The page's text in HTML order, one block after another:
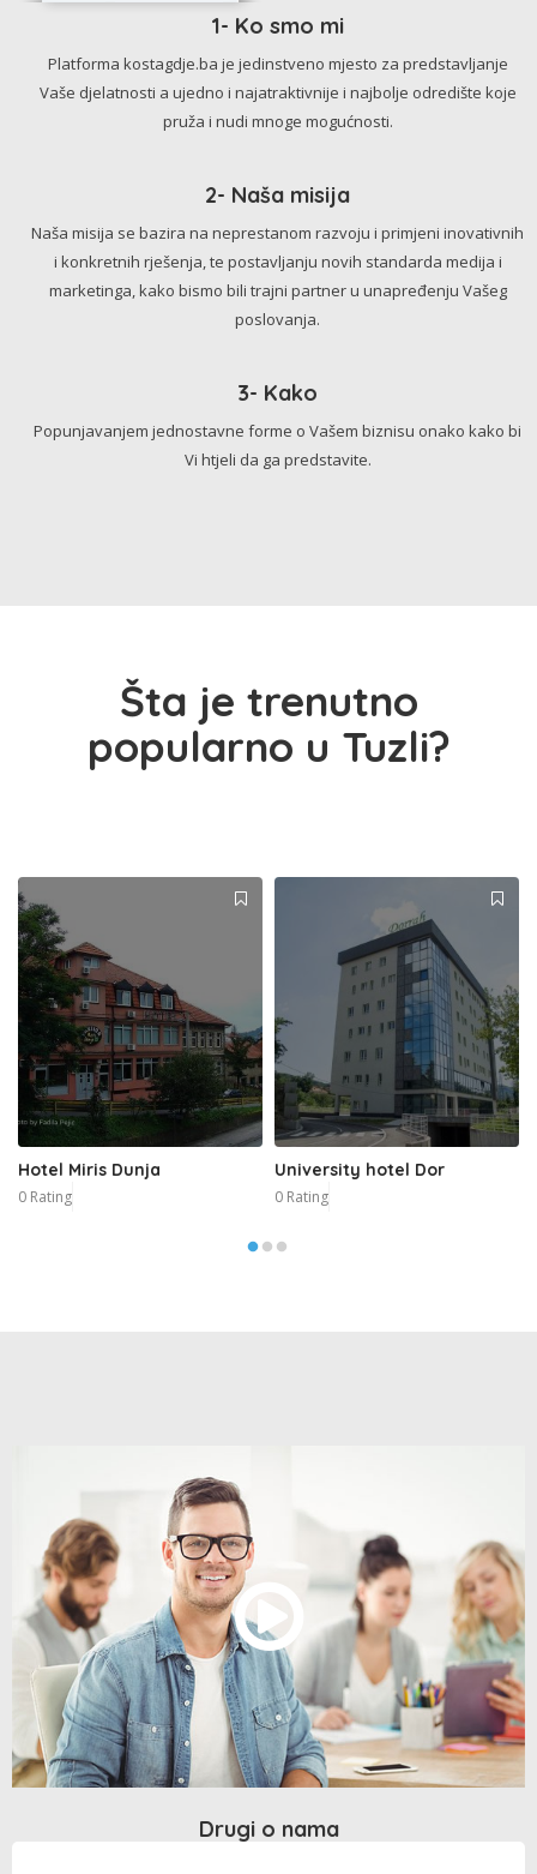
1- Ko smo mi
Platforma kostagdje.ba je jedinstveno mjesto za predstavljanje
Vaše djelatnosti a ujedno i najatraktivnije i najbolje odredište koje
pruža i nudi mnoge mogućnosti.
2- Naša misija
Naša misija se bazira na neprestanom razvoju i primjeni inovativnih
i konkretnih rješenja, te postavljanju novih standarda medija i
marketinga, kako bismo bili trajni partner u unapređenju Vašeg
poslovanja.
3- Kako
Popunjavanjem jednostavne forme o Vašem biznisu onako kako bi
Vi htjeli da ga predstavite.
Šta je trenutno
popularno u Tuzli?
Hotel Miris Dunja
0 Rating
University hotel Dor
0 Rating
Drugi o nama